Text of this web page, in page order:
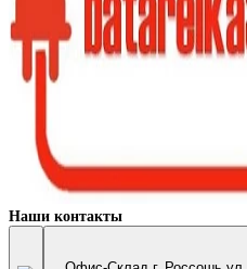
Наши контакты